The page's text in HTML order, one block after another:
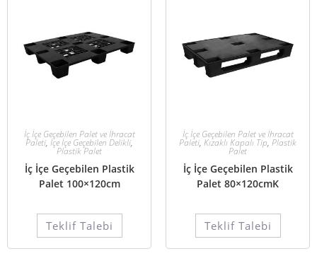
İç İçe Geçebilen Palet ve İhracat
Paleti, İçe İçe Geçebilen Delikli,
Plastik Palet
İç İçe Geçebilen Plastik
Palet 100×120cm
Teklif Talebi
İç İçe Geçebilen Palet ve İhracat
Paleti, Kızaklı Kapalı Tip, Plastik
Palet
İç İçe Geçebilen Plastik
Palet 80×120cmK
Teklif Talebi